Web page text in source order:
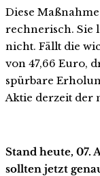
Diese
rechnerisch. Sie
nicht. Fällt die
von 47,66 Euro,
spürbare
Aktie derzeit der
Stand heute, 07.
sollten jetzt